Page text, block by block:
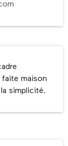
faite maison
simplicité.